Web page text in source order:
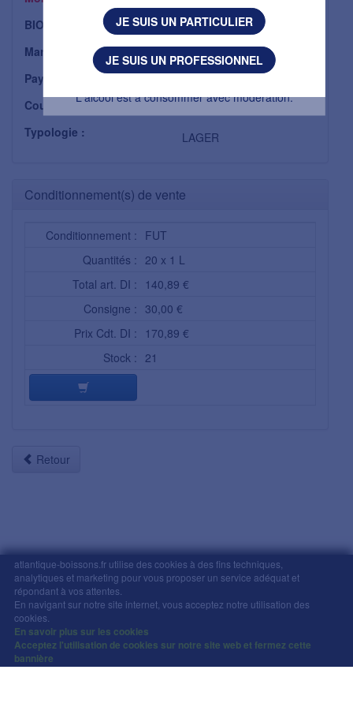
atlantique-boissons.fr utilise des cookies à des fins techniques,
analytiques et marketing pour vous proposer un service adéquat et
répondant à vos attentes.
En navigant sur notre site internet, vous acceptez notre utilisation des
cookies.
En savoir plus sur les cookies
Acceptez l'utilisation de cookies sur notre site web et fermez cette
bannière
BIO :
Non
Marque :
KRONENBOURG
Pays :
Couleur :
Typologie :
LAGER
Conditionnement(s) de vente
Conditionnement : FUT
Quantités : 20 x 1 L
Total art. DI : 140,89 €
Consigne : 30,00 €
Prix Cdt. DI : 170,89 €
Stock : 21
Retour
Mentions légales-
Copyright © Atlantique Boissons Nantes / Devacom 2026
L'abus d'alcool est dangereux pour la santé, à
consommer avec modération.
L'alcool est à consommer avec modération.
JE SUIS UN PARTICULIER
JE SUIS UN PROFESSIONNEL